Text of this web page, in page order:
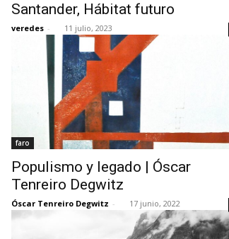
Santander, Hábitat futuro
veredes - 11 julio, 2023
faro
Populismo y legado | Óscar
Tenreiro Degwitz
Óscar Tenreiro Degwitz - 17 junio, 2022